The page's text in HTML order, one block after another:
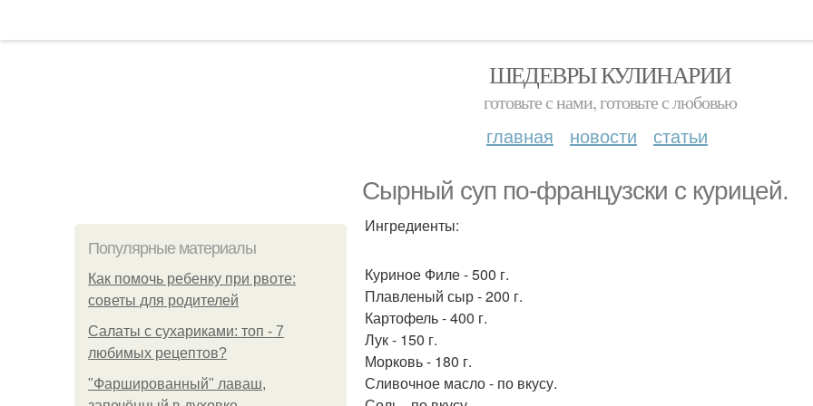
ШЕДЕВРЫ КУЛИНАРИИ
готовьте с нами, готовьте с любовью
главная новости статьи
Сырный суп по-французски с курицей.
Популярные материалы
Как помочь ребенку при рвоте:
советы для родителей
Салаты с сухариками: топ - 7
любимых рецептов?
"Фаршированный" лаваш,
Ингредиенты:
Куриное Филе - 500 г.
Плавленый сыр - 200 г.
Картофель - 400 г.
Лук - 150 г.
Морковь - 180 г.
Сливочное масло - по вкусу.